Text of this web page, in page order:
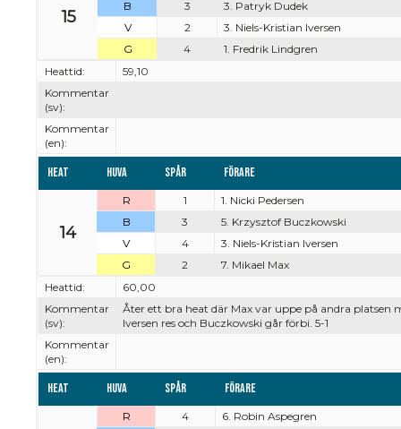
15
B
3
3. Patryk Dudek
V
2
3. Niels-Kristian Iversen
G
4
1. Fredrik Lindgren
Heattid:
59,10
Kommentar
(sv):
Kommentar
(en):
Heat Huva Spår Förare
14
R 1
1. Nicki Pedersen
B
3
5. Krzysztof Buczkowski
V
4
3. Niels-Kristian Iversen
G
2
7. Mikael Max
Heattid:
60,00
Kommentar
(sv):
Åter ett bra heat där Max var uppe på andra platsen
Iversen res och Buczkowski går förbi. 5-1
Kommentar
(en):
Heat Huva Spår Förare
R 4
6. Robin Aspegren